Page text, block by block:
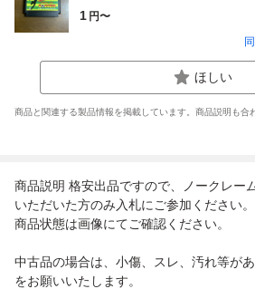
1 円〜
ほしい
商品と関連する製品情報を掲載しています。商品説明も合
商品説明 格安出品ですので、ノークレー
いただいた方のみ入札にご参加ください。
商品状態は画像にてご確認ください。
中古品の場合は、小傷、スレ、汚れ等が
をお願いいたします。